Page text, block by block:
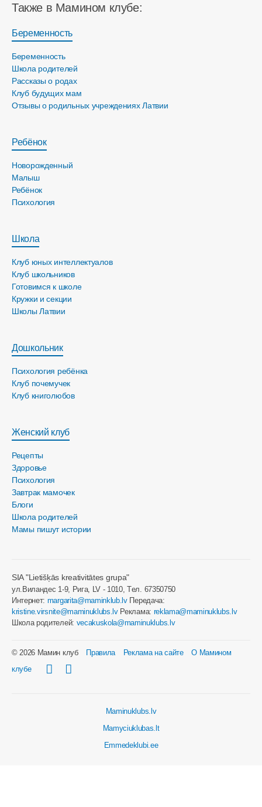
Также в Мамином клубе:
Беременность
Беременность
Школа родителей
Рассказы о родах
Клуб будущих мам
Отзывы о родильных учреждениях Латвии
Ребёнок
Новорожденный
Малыш
Ребёнок
Психология
Школа
Клуб юных интеллектуалов
Клуб школьников
Готовимся к школе
Кружки и секции
Школы Латвии
Дошкольник
Психология ребёнка
Клуб почемучек
Клуб книголюбов
Женский клуб
Рецепты
Здоровье
Психология
Завтрак мамочек
Блоги
Школа родителей
Мамы пишут истории
SIA "Lietišķās kreativitātes grupa"
ул.Виландес 1-9, Рига, LV - 1010, Tел. 67350750
Интернет: margarita@maminklub.lvПередача:
kristine.virsnite@maminuklubs.lvРеклама: reklama@maminuklubs.lv
Школа родителей: vecakuskola@maminuklubs.lv
© 2026 Мамин клуб Правила Реклама на сайте
О Мамином
клубе
Maminuklubs.lv
Mamyciuklubas.lt
Emmedeklubi.ee